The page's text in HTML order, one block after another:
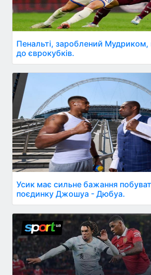
Пенальті, зароблений Мудриком,
до єврокубків.
Усик має сильне бажання
поєдинку Джошуа - Дюбуа.